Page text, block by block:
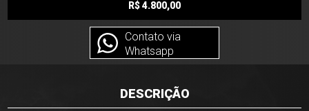
R$ 4.800,00
Contato via
Whatsapp
DESCRIÇÃO